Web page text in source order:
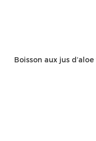
Boisson aux jus d’aloe